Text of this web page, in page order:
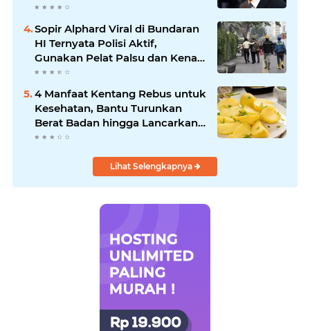
Soroti Ketegangan dengan AS
Sopir Alphard Viral di Bundaran
HI Ternyata Polisi Aktif,
Gunakan Pelat Palsu dan Kena
Tilang
4 Manfaat Kentang Rebus untuk
Kesehatan, Bantu Turunkan
Berat Badan hingga Lancarkan
Pencernaan
Lihat Selengkapnya